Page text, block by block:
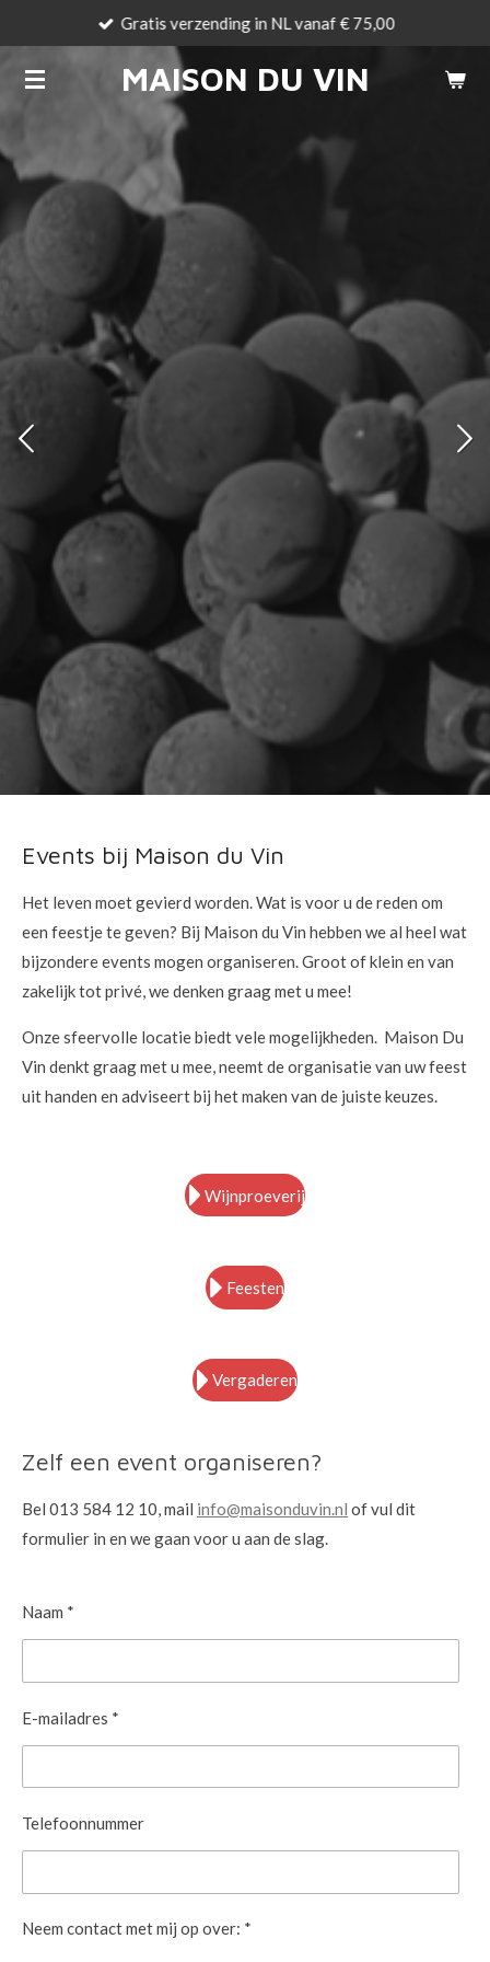
naar
MAISON DU VIN
Gratis verzending in NL vanaf € 75,00
Events bij Maison du Vin
Het leven moet gevierd worden. Wat is voor u de reden om
een feestje te geven? Bij Maison du Vin hebben we al heel wat
bijzondere events mogen organiseren. Groot of klein en van
zakelijk tot privé, we denken graag met u mee!
Onze sfeervolle locatie biedt vele mogelijkheden. Maison Du
Vin denkt graag met u mee, neemt de organisatie van uw feest
uit handen en adviseert bij het maken van de juiste keuzes.
Wijnproeverij
Feesten
Vergaderen
Zelf een event organiseren?
Bel 013 584 12 10, mail info@maisonduvin.nl of vul dit
formulier in en we gaan voor u aan de slag.
Naam *
E-mailadres *
Telefoonnummer
Neem contact met mij op over: *